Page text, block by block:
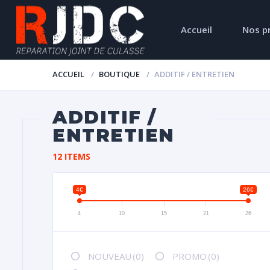
Accueil Nos
ACCUEIL BOUTIQUE ADDITIF / ENTRETIEN
ADDITIF /
ENTRETIEN
12 ITEMS
4€ 26€
4 10 15 21 26
NOUVEAU (0) PROMO (0)